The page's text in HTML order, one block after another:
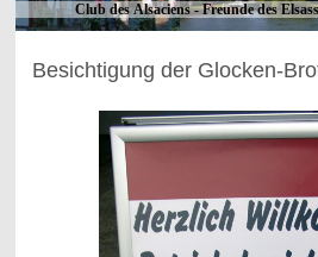
Club des Alsaciens - Freunde des
Besichtigung der Glocken-